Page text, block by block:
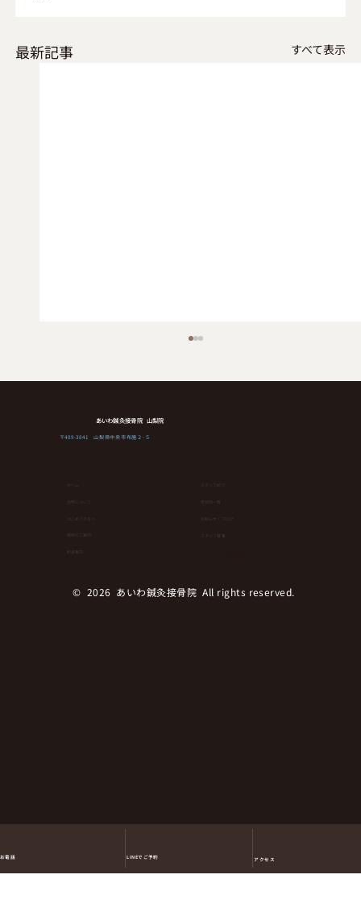
最新記事 すべて表示
にランニングやウオーキングより効果が
あいわ鍼灸接骨院 山梨院
〒409-3841 山梨県中央市布施２-５
ホーム
はじめての方へ
⁨⁩施術のご案内
料金案内
スタッフ紹介
症状別一覧
お知らせ・ブログ
スタッフ募集
© 2026 あいわ鍼灸接骨院 All rights reserved.︎
お電話 LINEでご予約 アクセス